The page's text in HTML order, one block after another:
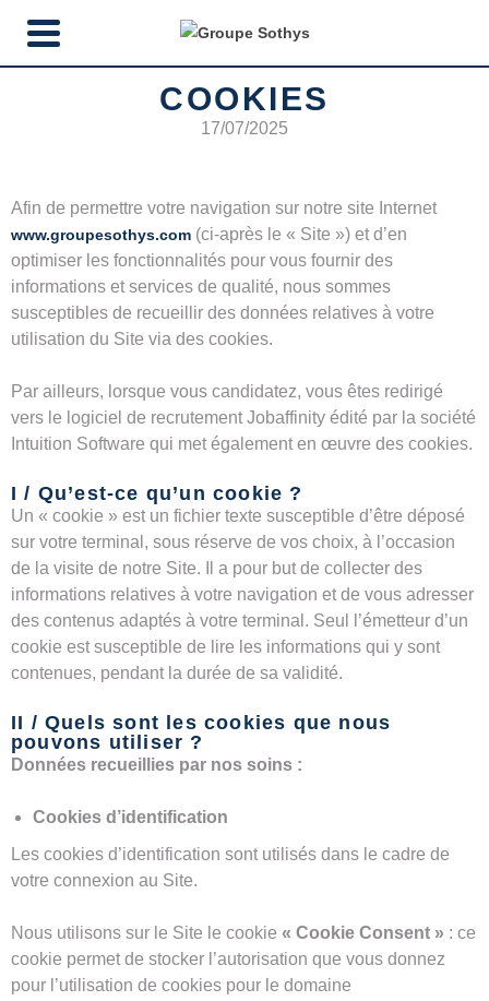
COOKIES
17/07/2025
Afin de permettre votre navigation sur notre site Internet
www.groupesothys.com (ci-après le « Site ») et d’en
optimiser les fonctionnalités pour vous fournir des
informations et services de qualité, nous sommes
susceptibles de recueillir des données relatives à votre
utilisation du Site via des cookies.
Par ailleurs, lorsque vous candidatez, vous êtes redirigé
vers le logiciel de recrutement Jobaffinity édité par la société
Intuition Software qui met également en œuvre des cookies.
I / Qu’est-ce qu’un cookie ?
Un « cookie » est un fichier texte susceptible d’être déposé
sur votre terminal, sous réserve de vos choix, à l’occasion
de la visite de notre Site. Il a pour but de collecter des
informations relatives à votre navigation et de vous adresser
des contenus adaptés à votre terminal. Seul l’émetteur d’un
cookie est susceptible de lire les informations qui y sont
contenues, pendant la durée de sa validité.
II / Quels sont les cookies que nous
pouvons utiliser ?
Données recueillies par nos soins :
Cookies d’identification
Les cookies d’identification sont utilisés dans le cadre de
votre connexion au Site.
Nous utilisons sur le Site le cookie « Cookie Consent » : ce
cookie permet de stocker l’autorisation que vous donnez
pour l’utilisation de cookies pour le domaine